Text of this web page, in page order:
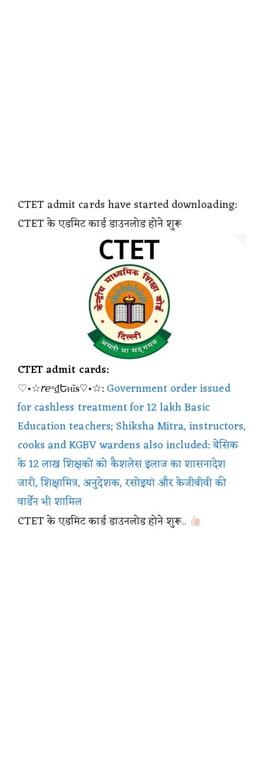
CTET admit cards have started downloading:
CTET के एडमिट कार्ड डाउनलोड होने शुरू
CTET admit cards:
♡•☆𝘳ℯᵃ₫Եⲏĩ𝐬♡•☆:Government order issued
for cashless treatment for 12 lakh Basic
Education teachers; Shiksha Mitra, instructors,
cooks and KGBV wardens also included: बेसिक
के 12 लाख शिक्षकों को कैशलेस इलाज का शासनादेश
जारी, शिक्षामित्र, अनुदेशक, रसोइयां और केजीबीवी की
वार्डेन भी शामिल
CTET के एडमिट कार्ड डाउनलोड होने शुरू..